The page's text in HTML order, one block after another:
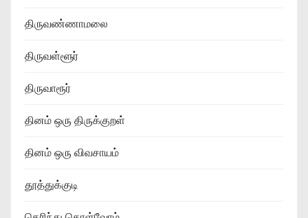
திருவண்ணாமலை
திருவள்ளூர்
திருவாரூர்
தினம் ஒரு திருக்குறள்
தினம் ஒரு விவசாயம்
தூத்துக்குடி